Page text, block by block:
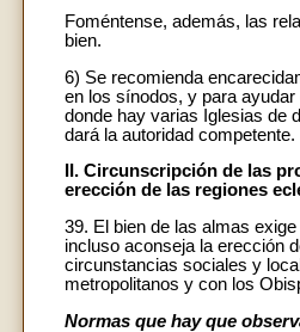
Foméntense, además, las
bien.
6) Se recomienda
en los sínodos, y para
donde hay varias Iglesias de
dará la autoridad competente.
II. Circunscripción de las
erección de las regiones
39. El bien de las almas
incluso aconseja la erección
circunstancias sociales y
metropolitanos y con los
Normas que hay que